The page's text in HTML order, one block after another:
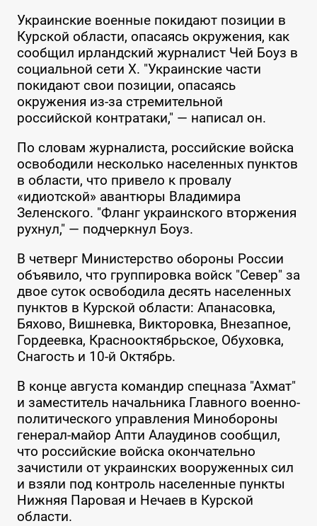
Украинские военные покидают позиции в
Курской области, опасаясь окружения, как
сообщил ирландский журналист Чей Боуз в
социальной сети X. "Украинские части
покидают свои позиции, опасаясь
окружения из-за стремительной
российской контратаки," — написал он.
По словам журналиста, российские войска
освободили несколько населенных пунктов
в области, что привело к провалу
«идиотской» авантюры Владимира
Зеленского. "Фланг украинского вторжения
рухнул," — подчеркнул Боуз.
В четверг Министерство обороны России
объявило, что группировка войск "Север" за
двое суток освободила десять населенных
пунктов в Курской области: Апанасовка,
Бяхово, Вишневка, Викторовка, Внезапное,
Гордеевка, Краснооктябрьское, Обуховка,
Снагость и 10-й Октябрь.
В конце августа командир спецназа "Ахмат"
и заместитель начальника Главного военно-
политического управления Минобороны
генерал-майор Апти Алаудинов сообщил,
что российские войска окончательно
зачистили от украинских вооруженных сил
и взяли под контроль населенные пункты
Нижняя Паровая и Нечаев в Курской
области.